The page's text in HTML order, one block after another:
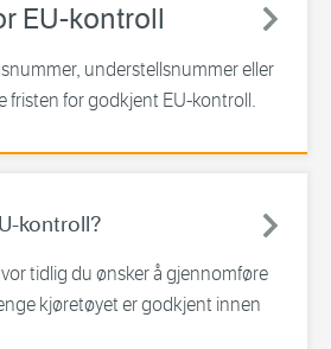
EU-kontroll
understellsnummer eller
fristen for godkjent EU-kontroll.
kontroll?
tidlig du ønsker å gjennomføre
kjøretøyet er godkjent innen